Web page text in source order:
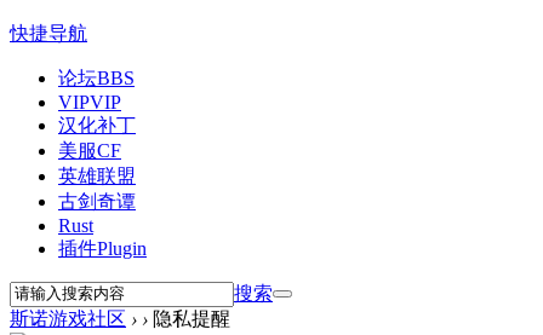
快捷导航
论坛BBS
VIPVIP
汉化补丁
美服CF
英雄联盟
古剑奇谭
Rust
插件Plugin
搜索
斯诺游戏社区 › › 隐私提醒